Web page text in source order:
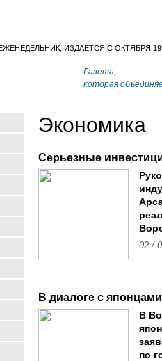
Газета,
которая
Экономика
Серьезные
02 /
В диалоге с японцами
В
по